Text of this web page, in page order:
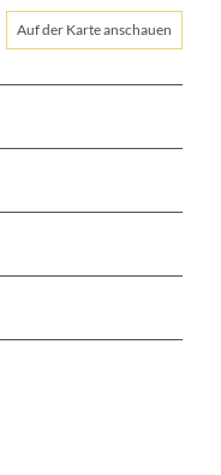
Auf der Karte anschauen